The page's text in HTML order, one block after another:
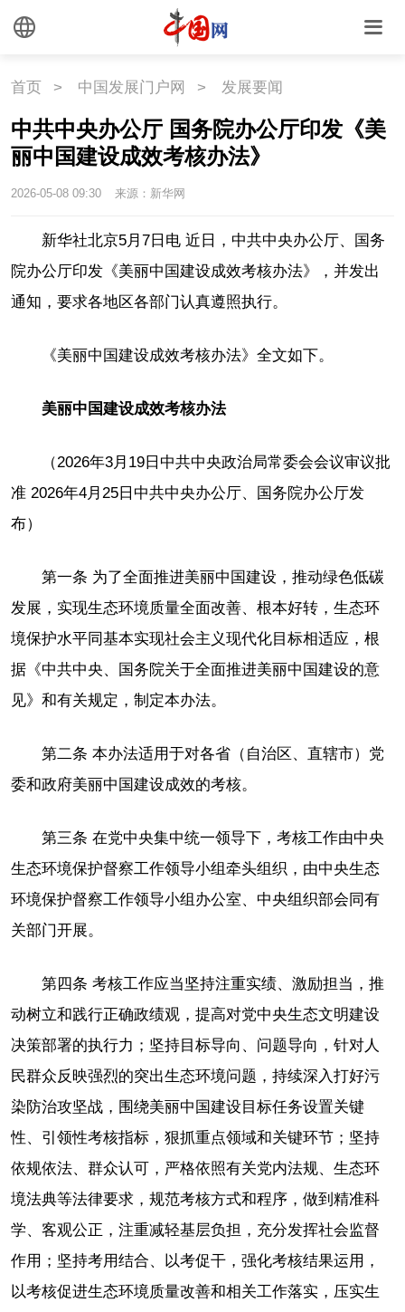
首页 > 中国发展门户网 > 发展要闻
中共中央办公厅 国务院办公厅印发《美
丽中国建设成效考核办法》
2026-05-08 09:30 来源：新华网
新华社北京5月7日电 近日，中共中央办公厅、国务
院办公厅印发《美丽中国建设成效考核办法》，并发出
通知，要求各地区各部门认真遵照执行。
《美丽中国建设成效考核办法》全文如下。
美丽中国建设成效考核办法
（2026年3月19日中共中央政治局常委会会议审议批
准 2026年4月25日中共中央办公厅、国务院办公厅发
布）
第一条 为了全面推进美丽中国建设，推动绿色低碳
发展，实现生态环境质量全面改善、根本好转，生态环
境保护水平同基本实现社会主义现代化目标相适应，根
据《中共中央、国务院关于全面推进美丽中国建设的意
见》和有关规定，制定本办法。
第二条 本办法适用于对各省（自治区、直辖市）党
委和政府美丽中国建设成效的考核。
第三条 在党中央集中统一领导下，考核工作由中央
生态环境保护督察工作领导小组牵头组织，由中央生态
环境保护督察工作领导小组办公室、中央组织部会同有
关部门开展。
第四条 考核工作应当坚持注重实绩、激励担当，推
动树立和践行正确政绩观，提高对党中央生态文明建设
决策部署的执行力；坚持目标导向、问题导向，针对人
民群众反映强烈的突出生态环境问题，持续深入打好污
染防治攻坚战，围绕美丽中国建设目标任务设置关键
性、引领性考核指标，狠抓重点领域和关键环节；坚持
依规依法、群众认可，严格依照有关党内法规、生态环
境法典等法律要求，规范考核方式和程序，做到精准科
学、客观公正，注重减轻基层负担，充分发挥社会监督
作用；坚持考用结合、以考促干，强化考核结果运用，
以考核促进生态环境质量改善和相关工作落实，压实生